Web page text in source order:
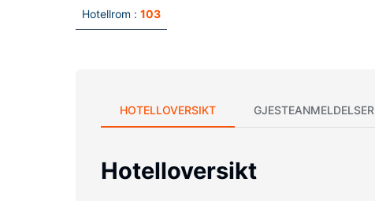
Hotellrom : 103
HOTELLOVERSIKT GJESTEANMELDELSER
Hotelloversikt